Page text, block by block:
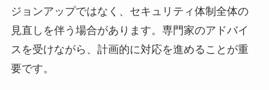
ジョンアップではなく、セキュリティ体制全体の
見直しを伴う場合があります。専門家のアドバイ
スを受けながら、計画的に対応を進めることが重
要です。